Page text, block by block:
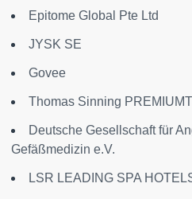
Epitome Global Pte Ltd
JYSK SE
Govee
Thomas Sinning
Deutsche Gesellschaft für
Gefäßmedizin e.V.
LSR LEADING SPA